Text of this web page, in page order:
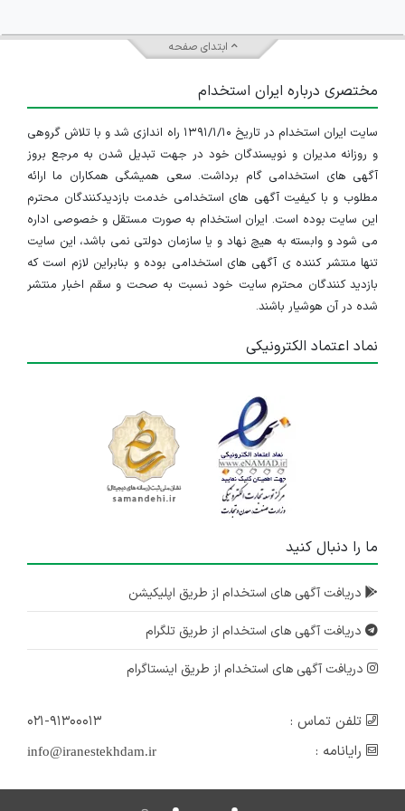
ابتدای صفحه
مختصری درباره ایران استخدام
سایت ایران استخدام در تاریخ ۱۳۹۱/۱/۱۰ راه اندازی شد و با تلاش گروهی
و روزانه مدیران و نویسندگان خود در جهت تبدیل شدن به مرجع بروز
آگهی های استخدامی گام برداشت. سعی همیشگی همکاران ما ارائه
مطلوب و با کیفیت آگهی های استخدامی خدمت بازدیدکنندگان محترم
این سایت بوده است. ایران استخدام به صورت مستقل و خصوصی اداره
می شود و وابسته به هیچ نهاد و یا سازمان دولتی نمی باشد، این سایت
تنها منتشر کننده ی آگهی های استخدامی بوده و بنابراین لازم است که
بازدید کنندگان محترم سایت خود نسبت به صحت و سقم اخبار منتشر
شده در آن هوشیار باشند.
نماد اعتماد الکترونیکی
ما را دنبال کنید
دریافت آگهی های استخدام از طریق اپلیکیشن
دریافت آگهی های استخدام از طریق تلگرام
دریافت آگهی های استخدام از طریق اینستاگرام
تلفن تماس :
۰۲۱-۹۱۳۰۰۰۱۳
رایانامه :
info@iranestekhdam.ir